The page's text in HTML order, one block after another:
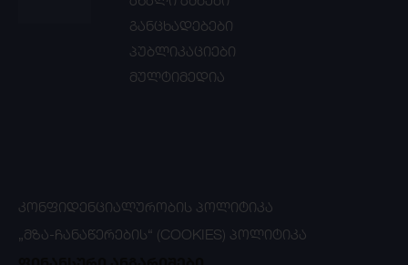
განცხადებები
პუბლიკაციები
მულტიმედია
ᲙᲝᲜᲤᲘᲓᲔᲜᲪᲘᲐᲚᲣᲠᲝᲑᲘᲡ ᲞᲝᲚᲘᲢᲘᲙᲐ
„ᲛᲖᲐ-ᲩᲐᲜᲐᲬᲔᲠᲔᲑᲘᲡ“ (COOKIES) ᲞᲝᲚᲘᲢᲘᲙᲐ